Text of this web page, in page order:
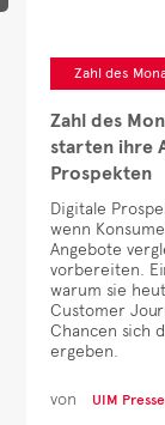
Zahl des
Zahl des
starten ihre
Prospekten
Digitale
wenn
Angebote
vorbereiten.
warum sie
Customer
Chancen sich
ergeben.
von UIM